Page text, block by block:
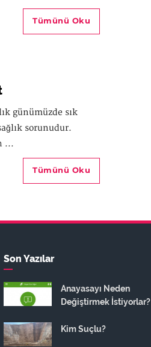
Tümünü Oku
günümüzde sık
sorunudur.
...
Tümünü Oku
Son Yazılar
Anayasayı Neden
Değiştirmek İstiyorlar?
Kim Suçlu?